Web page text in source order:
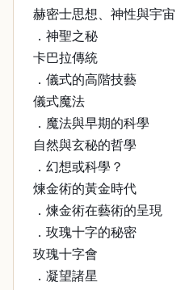
赫密士思想、神性與宇宙
．神聖之秘
卡巴拉傳統
．儀式的高階技藝
儀式魔法
．魔法與早期的科學
自然與玄秘的哲學
．幻想或科學？
煉金術的黃金時代
．煉金術在藝術的呈現
．玫瑰十字的秘密
玫瑰十字會
．凝望諸星